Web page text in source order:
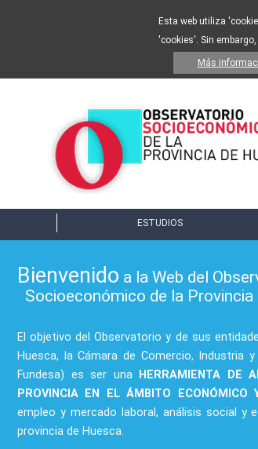
Esta web utiliza
'cookies'. Sin
Más
ESTUDIOS
Bienvenido a la Web del
Socioeconómico de la Provincia
El objetivo del Observatorio y de sus
Huesca, la Cámara de Comercio, Industria
Fundesa) es ser una
HERRAMIENTA DE
PROVINCIA EN EL ÁMBITO ECONÓMICO
empleo y mercado laboral, análisis social y
provincia de Huesca.